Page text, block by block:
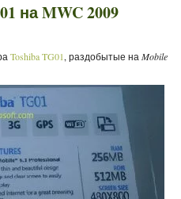
на MWC 2009
Toshiba TG01, раздобытые на Mobile